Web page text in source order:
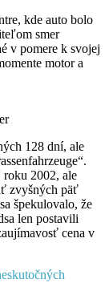
kde auto bolo
smer
v pomere k svojej
motor a
128 dní, ale
roku 2002, ale
zvyšných päť
špekulovalo, že
len postavili
cena v